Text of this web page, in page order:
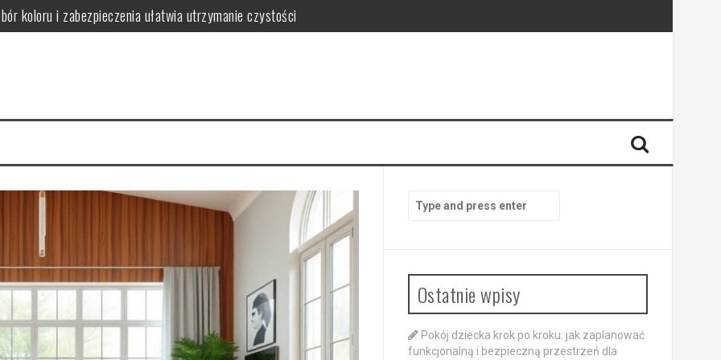
koloru i zabezpieczenia ułatwia utrzymanie czystości
funkcjonalne i stylowe rozwiązania oszczędzające miejsce
warto postawić na spójność i wygodę użytkowania
funkcjonalną i bezpieczną przestrzeń dla rozwoju i zabawy
for:
Ostatnie wpisy
Pokój dziecka krok po kroku: jak zaplanować
funkcjonalną i bezpieczną przestrzeń dla